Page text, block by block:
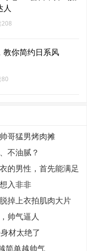
人
208
教你简约日系风
80
哥猛男烤肉摊
不油腻？
的男性，首先能满足
入非非
掉上衣拍肌肉大片
帅气逼人
材太绝了
简单越帅气